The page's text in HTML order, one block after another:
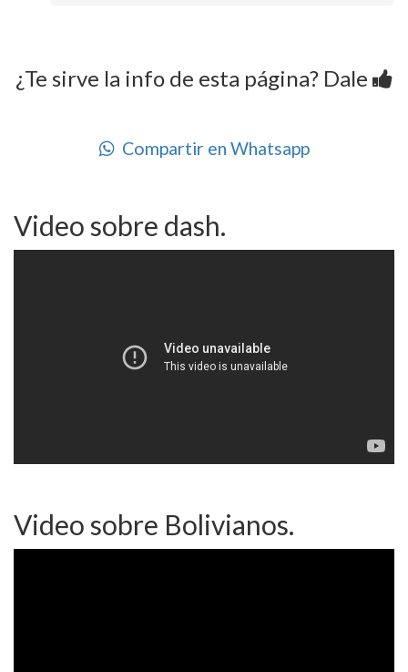
¿Te sirve la info de esta página? Dale
Compartir en Whatsapp
Video sobre dash.
Video sobre Bolivianos.